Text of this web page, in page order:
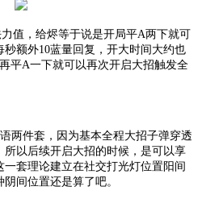
值，给烬等于说是开局平A两下就可
秒额外10蓝量回复，开大时间大约也
平A一下就可以再次开启大招触发全
两件套，因为基本全程大招子弹穿透
以后续开启大招的时候，是可以享
套理论建立在社交打光灯位置阳间
间位置还是算了吧。